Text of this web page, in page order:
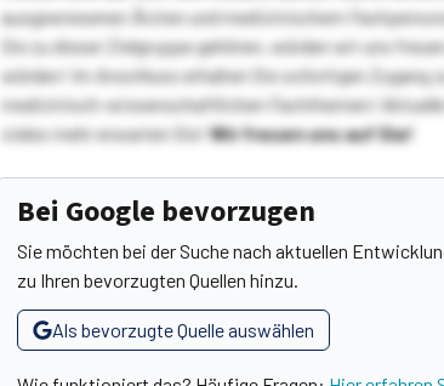
ausgewiesenen Ärzten und medizinischem
Sie zu dieser Zielgruppe gehören, würden wir uns
würden! Im Anschluss erhalten Sie sofortigen Zugang
medizinisch-wissenschaftlichen Fachthemen!
vieles mehr erwarten Sie!Wir freuen uns auf Sie!
Bei Google bevorzugen
Sie möchten bei der Suche nach aktuellen
zu Ihren bevorzugten Quellen hinzu.
Als bevorzugte Quelle auswählen